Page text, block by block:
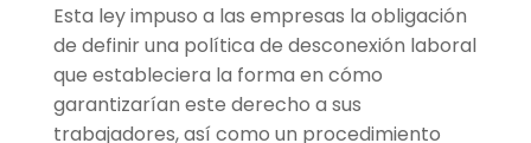
Esta ley impuso a las empresas la obligación
de definir una política de desconexión laboral
que estableciera la forma en cómo
garantizarían este derecho a sus
trabajadores, así como un procedimiento